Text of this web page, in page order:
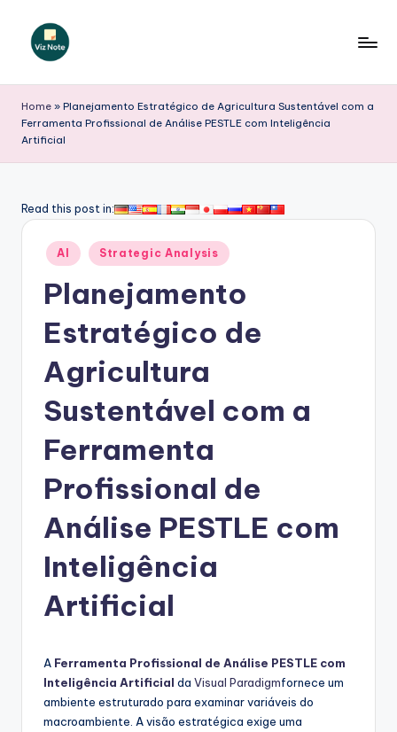
iz
N
o
e
A
si
Home » Planejamento Estratégico de Agricultura Sustentável com a
Ferramenta Profissional de Análise PESTLE com Inteligência
Artificial
Read this post in:
Posted
in
AI Strategic Analysis
Planejamento
Estratégico de
Agricultura
Sustentável com a
Ferramenta
Profissional de
Análise PESTLE com
Inteligência
Artificial
A Ferramenta Profissional de Análise PESTLE com
Inteligência Artificial da Visual Paradigmfornece um
ambiente estruturado para examinar variáveis do
macroambiente. A visão estratégica exige uma